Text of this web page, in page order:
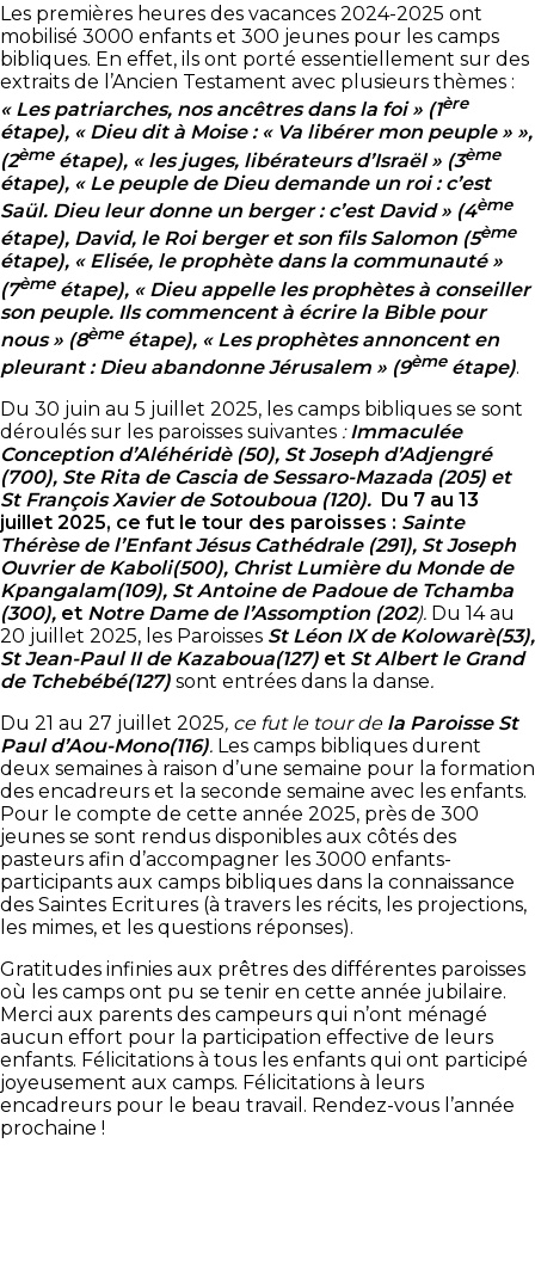
Les premières heures des vacances 2024-2025 ont
mobilisé 3000 enfants et 300 jeunes pour les camps
bibliques. En effet, ils ont porté essentiellement sur des
extraits de l’Ancien Testament avec plusieurs thèmes :
« Les patriarches, nos ancêtres dans la foi » (1ère
étape), « Dieu dit à Moise : « Va libérer mon peuple » »,
(2èmeétape), « les juges, libérateurs d’Israël » (3ème
étape), « Le peuple de Dieu demande un roi : c’est
Saül. Dieu leur donne un berger : c’est David » (4ème
étape), David, le Roi berger et son fils Salomon (5ème
étape), « Elisée, le prophète dans la communauté »
(7èmeétape), « Dieu appelle les prophètes à conseiller
son peuple. Ils commencent à écrire la Bible pour
nous » (8èmeétape), « Les prophètes annoncent en
pleurant : Dieu abandonne Jérusalem » (9èmeétape).
Du 30 juin au 5 juillet 2025, les camps bibliques se sont
déroulés sur les paroisses suivantes :Immaculée
Conception d’Aléhéridè (50), St Joseph d’Adjengré
(700), Ste Rita de Cascia de Sessaro-Mazada (205) et
St François Xavier de Sotouboua (120). Du 7 au 13
juillet 2025, ce fut le tour des paroisses : Sainte
Thérèse de l’Enfant Jésus Cathédrale (291), St Joseph
Ouvrier de Kaboli(500), Christ Lumière du Monde de
Kpangalam(109), St Antoine de Padoue de Tchamba
(300), et Notre Dame de l’Assomption (202). Du 14 au
20 juillet 2025, les Paroisses St Léon IX de Kolowarè(53),
St Jean-Paul II de Kazaboua(127) et St Albert le Grand
de Tchebébé(127) sont entrées dans la danse.
Du 21 au 27 juillet 2025, ce fut le tour de la Paroisse St
Paul d’Aou-Mono(116). Les camps bibliques durent
deux semaines à raison d’une semaine pour la formation
des encadreurs et la seconde semaine avec les enfants.
Pour le compte de cette année 2025, près de 300
jeunes se sont rendus disponibles aux côtés des
pasteurs afin d’accompagner les 3000 enfants-
participants aux camps bibliques dans la connaissance
des Saintes Ecritures (à travers les récits, les projections,
les mimes, et les questions réponses).
Gratitudes infinies aux prêtres des différentes paroisses
où les camps ont pu se tenir en cette année jubilaire.
Merci aux parents des campeurs qui n’ont ménagé
aucun effort pour la participation effective de leurs
enfants. Félicitations à tous les enfants qui ont participé
joyeusement aux camps. Félicitations à leurs
encadreurs pour le beau travail. Rendez-vous l’année
prochaine !